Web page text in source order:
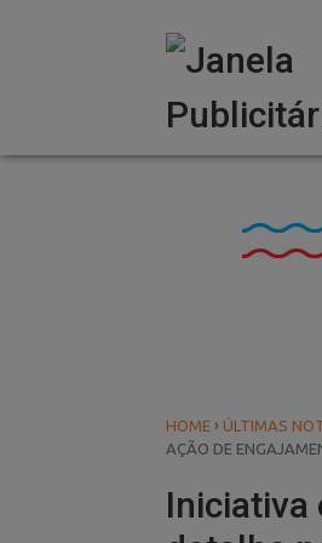
HOME › ÚLTIMAS
AÇÃO DE
Iniciativa